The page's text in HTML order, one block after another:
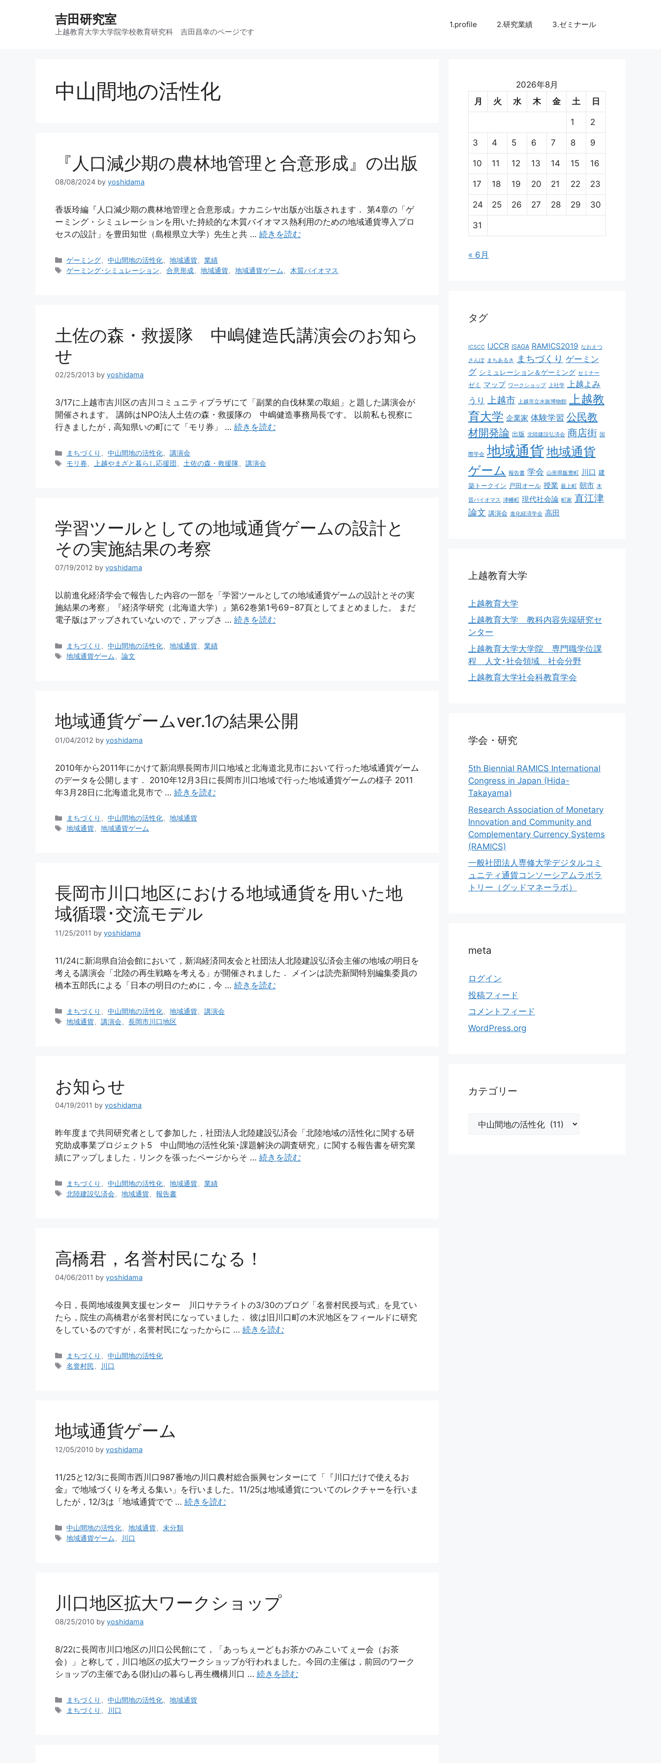
吉田研究室
上越教育大学大学院学校教育研究科 吉田昌幸のページです
1.profile 2.研究業績 3.ゼミナール
中山間地の活性化
『人口減少期の農林地管理と合意形成』の出版
08/08/2024 by yoshidama
香坂玲編『人口減少期の農林地管理と合意形成』ナカニシヤ出版が出版されます． 第4章の「ゲ
ーミング・シミュレーションを用いた持続的な木質バイオマス熱利用のための地域通貨導入プロ
セスの設計」を豊田知世（島根県立大学）先生と共 … 続きを読む
カ
テ
ゲーミング 、中山間地の活性化 、地域通貨 、業績
タ
ゲーミング･シミュレーション 、合意形成 、地域通貨 、地域通貨ゲーム 木質バイオマス
土佐の森・救援隊 中嶋健造氏講演会のお知ら
せ
02/25/2013 by yoshidama
3/17に上越市吉川区の吉川コミュニティプラザにて「副業的自伐林業の取組」と題した講演会が
開催されます。 講師はNPO法人土佐の森・救援隊の 中嶋健造事務局長です。 以前私も視察に
行きましたが，高知県いの町にて「モリ券」 … 続きを読む
カ
テ
まちづくり 、中山間地の活性化 、講演会
タ
モリ券 上越やまざと暮らし応援団 土佐の森・救援隊 、講演会
学習ツールとしての地域通貨ゲームの設計と
その実施結果の考察
07/19/2012 by yoshidama
以前進化経済学会で報告した内容の一部を「学習ツールとしての地域通貨ゲームの設計とその実
施結果の考察」『経済学研究（北海道大学）』第62巻第1号69−87頁としてまとめました。 まだ
電子版はアップされていないので，アップさ … 続きを読む
カ
テ
まちづくり 、中山間地の活性化 、地域通貨 、業績
タ
地域通貨ゲーム 、論文
地域通貨ゲームver.1の結果公開
01/04/2012 by yoshidama
2010年から2011年にかけて新潟県長岡市川口地域と北海道北見市において行った地域通貨ゲーム
のデータを公開します． 2010年12月3日に長岡市川口地域で行った地域通貨ゲームの様子 2011
年3月28日に北海道北見市で … 続きを読む
カ
テ
まちづくり 、中山間地の活性化、地域通貨
タ
地域通貨、地域通貨ゲーム
長岡市川口地区における地域通貨を用いた地
域循環･交流モデル
11/25/2011 by yoshidama
11/24に新潟県自治会館において，新潟経済同友会と社団法人北陸建設弘済会主催の地域の明日を
考える講演会「北陸の再生戦略を考える」が開催されました． メインは読売新聞特別編集委員の
橋本五郎氏による「日本の明日のために，今 … 続きを読む
カ
テ
まちづくり 、中山間地の活性化 、地域通貨 、講演会
タ
地域通貨 、講演会 、長岡市川口地区
お知らせ
04/19/2011 by yoshidama
昨年度まで共同研究者として参加した，社団法人北陸建設弘済会「北陸地域の活性化に関する研
究助成事業プロジェクト5 中山間地の活性化策･課題解決の調査研究」に関する報告書を研究業
績にアップしました．リンクを張ったページからそ … 続きを読む
カ
テ
まちづくり 、中山間地の活性化 、地域通貨 、業績
タ
北陸建設弘済会 、地域通貨 、報告書
高橋君，名誉村民になる！
04/06/2011 by yoshidama
今日，長岡地域復興支援センター 川口サテライトの3/30のブログ「名誉村民授与式」を見てい
たら，院生の高橋君が名誉村民になっていました． 彼は旧川口町の木沢地区をフィールドに研究
をしているのですが，名誉村民になったからに … 続きを読む
カ
テ
まちづくり 、中山間地の活性化
タ
名誉村民 川口
地域通貨ゲーム
12/05/2010 by yoshidama
11/25と12/3に長岡市西川口987番地の川口農村総合振興センターにて「『川口だけで使えるお
金』で地域づくりを考える集い」を行いました。11/25は地域通貨についてのレクチャーを行いま
したが，12/3は「地域通貨でで … 続きを読む
カ
テ
中山間地の活性化 、地域通貨 、未分類
タ
地域通貨ゲーム 川口
川口地区拡大ワークショップ
08/25/2010 by yoshidama
8/22に長岡市川口地区の川口公民館にて，「あっちぇーどもお茶かのみこいてぇー会（お茶
会）」と称して，川口地区の拡大ワークショップが行われました。今回の主催は，前回のワーク
ショップの主催である(財)山の暮らし再生機構川口 … 続きを読む
カ
テ
まちづくり 、中山間地の活性化 、地域通貨
タ
まちづくり 川口
2026年8月
月
火 水 木 金 土 日
1 2
3 4 5 6 7 8 9
10 11 12 13 14 15 16
17 18 19 20 21 22 23
24 25 26 27 28 29 30
31
« 6月
タグ
ICSCC IJCCR ISAGA RAMICS2019 なおえつ
さんぽ まちあるき まちづくり ゲーミン
グ シミュレーション＆ゲーミング セミナー
ゼミ マップ ワークショップ 上社学
上越よみ
うり
上越市 上越市立水族博物館
上越教
育大学 企業家 体験学習 公民教
材開発論 出版 北陸建設弘済会 商店街 国
際学会 地域通貨地域通貨
ゲーム
報告書 学会 山形県飯豊町 川口 建
築トークイン 戸田オール 授業 最上町 朝市 木
質バイオマス 津幡町 現代社会論 町家 直江津
論文 講演会 進化経済学会 高田
上越教育大学
上越教育大学
上越教育大学 教科内容先端研究セ
ンター
上越教育大学大学院 専門職学位課
程 人文･社会領域 社会分野
上越教育大学社会科教育学会
学会・研究
5th Biennial RAMICS International
Congress in Japan (Hida-
Takayama)
Research Association of Monetary
Innovation and Community and
Complementary Currency Systems
(RAMICS)
一般社団法人専修大学デジタルコミ
ュニティ通貨コンソーシアムラボラ
トリー（グッドマネーラボ）
meta
ログイン
投稿フィード
コメントフィード
WordPress.org
カテゴリー